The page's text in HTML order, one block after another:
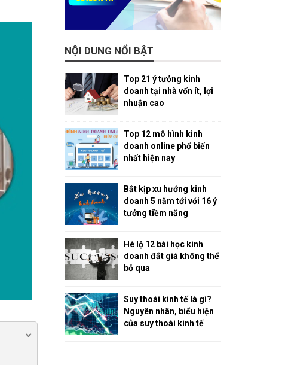
NỘI DUNG NỔI BẬT
Top 21 ý tưởng kinh
doanh tại nhà vốn ít, lợi
nhuận cao
Top 12 mô hình kinh
doanh online phổ biến
nhất hiện nay
Bắt kịp xu hướng kinh
doanh 5 năm tới với 16 ý
tưởng tiềm năng
Hé lộ 12 bài học kinh
doanh đắt giá không thể
bỏ qua
Suy thoái kinh tế là gì?
Nguyên nhân, biểu hiện
của suy thoái kinh tế